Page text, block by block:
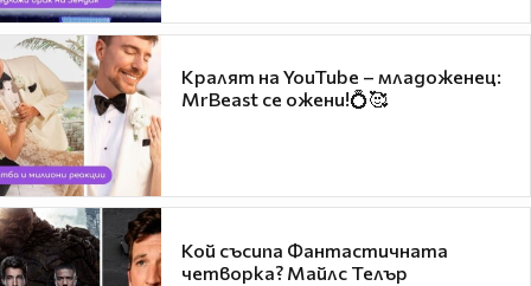
Кралят на YouTube – младоженец:
MrBeast се ожени!💍🥰
Кой съсипа Фантастичната
четворка? Майлс Телър